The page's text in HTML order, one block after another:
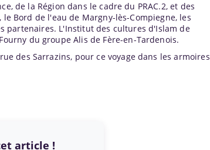
de la Région dans le cadre du PRAC.2, et des
Bord de l'eau de Margny-lès-Compiegne, les
partenaires. L'Institut des cultures d'Islam de
du groupe Alis de Fère-en-Tardenois.
des Sarrazins, pour ce voyage dans les armoires
article !